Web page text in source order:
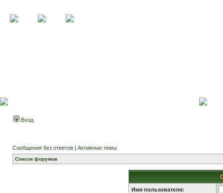
Вход
Сообщения без ответов | Активные темы
Список форумов
Имя пользователя: